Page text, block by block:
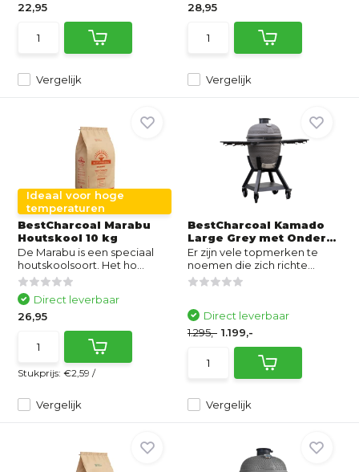
Vergelijk
22,95
Vergelijk
28,95
Ideaal voor hoge
temperaturen
BestCharcoal Marabu
Houtskool 10 kg
De Marabu is een speciaal
houtskoolsoort. Het ho...
Vergelijk
Direct leverbaar
26,95
Stukprijs:€2,59 /
BestCharcoal Kamado
Large Grey met Onder...
Er zijn vele topmerken te
noemen die zich richte...
Vergelijk
Direct leverbaar
1.295,- 1.199,-